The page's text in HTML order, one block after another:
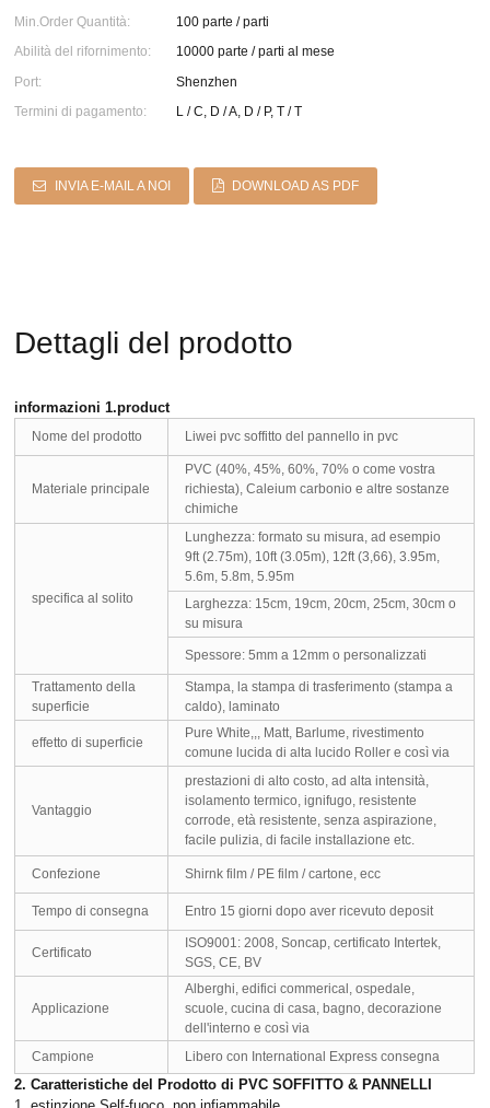
Min.Order Quantità:
100 parte / parti
Abilità del rifornimento:
10000 parte / parti al mese
Port:
Shenzhen
Termini di pagamento:
L / C, D / A, D / P, T / T
INVIA E-MAIL A NOI DOWNLOAD AS PDF
Dettagli del prodotto
informazioni 1.product
Nome del prodotto Liwei pvc soffitto del pannello in pvc
Materiale principale
PVC (40%, 45%, 60%, 70% o come vostra
richiesta), Caleium carbonio e altre sostanze
chimiche
specifica al solito
Lunghezza: formato su misura, ad esempio
9ft (2.75m), 10ft (3.05m), 12ft (3,66), 3.95m,
5.6m, 5.8m, 5.95m
Larghezza: 15cm, 19cm, 20cm, 25cm, 30cm o
su misura
Spessore: 5mm a 12mm o personalizzati
Trattamento della
superficie
Stampa, la stampa di trasferimento (stampa a
caldo), laminato
effetto di superficie
Pure White,,, Matt, Barlume, rivestimento
comune lucida di alta lucido Roller e così via
Vantaggio
prestazioni di alto costo, ad alta intensità,
isolamento termico, ignifugo, resistente
corrode, età resistente, senza aspirazione,
facile pulizia, di facile installazione etc.
Confezione Shirnk film / PE film / cartone, ecc
Tempo di consegna Entro 15 giorni dopo aver ricevuto deposit
Certificato
ISO9001: 2008, Soncap, certificato Intertek,
SGS, CE, BV
Applicazione
Alberghi, edifici commerical, ospedale,
scuole, cucina di casa, bagno, decorazione
dell'interno e così via
Campione
Libero con International Express consegna
2. Caratteristiche del Prodotto di PVC SOFFITTO & PANNELLI